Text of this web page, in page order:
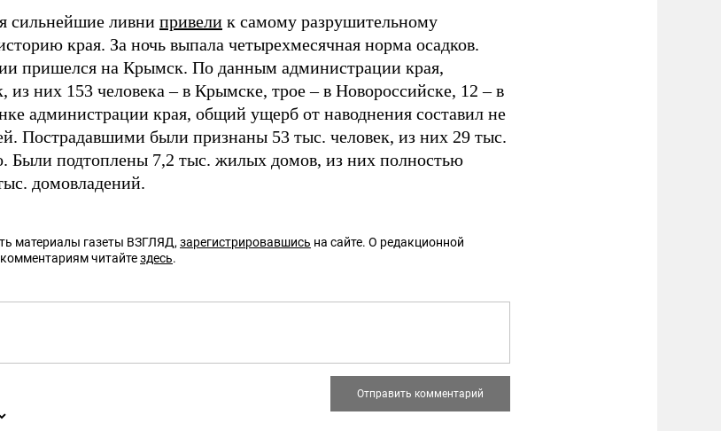
сильнейшие ливни привели к самому разрушительному
края. За ночь выпала четырехмесячная норма осадков.
пришелся на Крымск. По данным администрации края,
из них 153 человека – в Крымске, трое – в Новороссийске, 12 – в
администрации края, общий ущерб от наводнения составил не
Пострадавшими были признаны 53 тыс. человек, из них 29 тыс.
Были подтоплены 7,2 тыс. жилых домов, из них полностью
домовладений.
материалы газеты ВЗГЛЯД, зарегистрировавшись на сайте. О редакционной
читайтездесь.